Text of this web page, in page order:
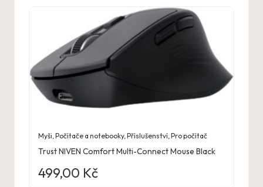
Myši,Počítače a notebooky,Příslušenství,Pro počítač
Trust NIVEN Comfort Multi-Connect Mouse Black
499,00 Kč